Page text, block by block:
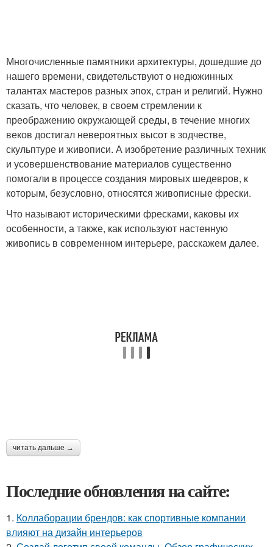
Многочисленные памятники архитектуры, дошедшие до
нашего времени, свидетельствуют о недюжинных
талантах мастеров разных эпох, стран и религий. Нужно
сказать, что человек, в своем стремлении к
преображению окружающей среды, в течение многих
веков достигал невероятных высот в зодчестве,
скульптуре и живописи. А изобретение различных техник
и усовершенствование материалов существенно
помогали в процессе создания мировых шедевров, к
которым, безусловно, относятся живописные фрески.
Что называют историческими фресками, каковы их
особенности, а также, как используют настенную
живопись в современном интерьере, расскажем далее.
читать дальше →
Последние обновления на сайте:
1. Коллаборации брендов: как спортивные компании
влияют на дизайн интерьеров